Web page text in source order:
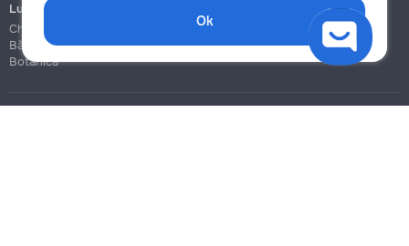
Ok
Lucrări de construcție și instalare
Chișinău
Bălți
Botanica